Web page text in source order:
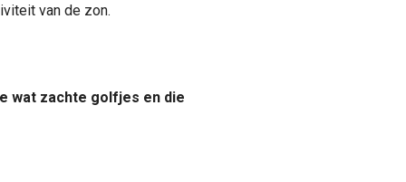
van de zon.
wat zachte golfjes en die